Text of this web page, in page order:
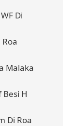
Di
Malaka
H
Di Roa